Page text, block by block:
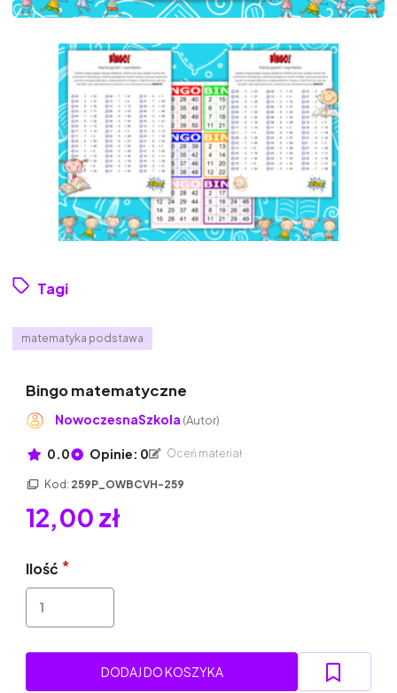
Tagi
matematyka podstawa
Bingo matematyczne
NowoczesnaSzkola (Autor)
0.0 Opinie: 0 Oceń materiał
Kod: 259P_OWBCVH-259
12,00 zł
Ilość
DODAJ DO KOSZYKA